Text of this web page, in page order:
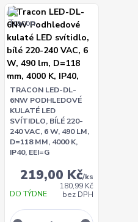
TRACON LED-DL-
6NW PODHLEDOVÉ
KULATÉ LED
SVÍTIDLO, BÍLÉ 220-
240 VAC, 6 W, 490 LM,
D=118 MM, 4000 K,
IP40, EEI=G
219,00 Kč/ks
180,99 Kč
bez DPH
DO TÝDNE